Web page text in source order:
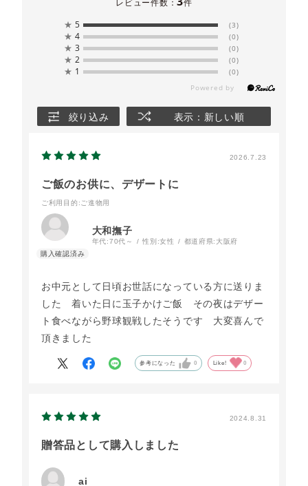
レビュー件数： 件
★ 5 (3)
★ 4 (0)
★ 3 (0)
★ 2 (0)
★ 1 (0)
絞り込み 表示：新しい順
2026.7.23
ご飯のお供に、デザートに
ご利用目的 :ご進物用
大和撫子
年代:70代～ 性別:女性 都道府県: 大阪府
お中元として日頃お世話になっている方に送りま
した 着いた日に玉子かけご飯 その夜はデザー
ト食べながら野球観戦したそうです 大変喜んで
頂きました
参考になった 0 Like! 0
2024.8.31
贈答品として購入しました
ai